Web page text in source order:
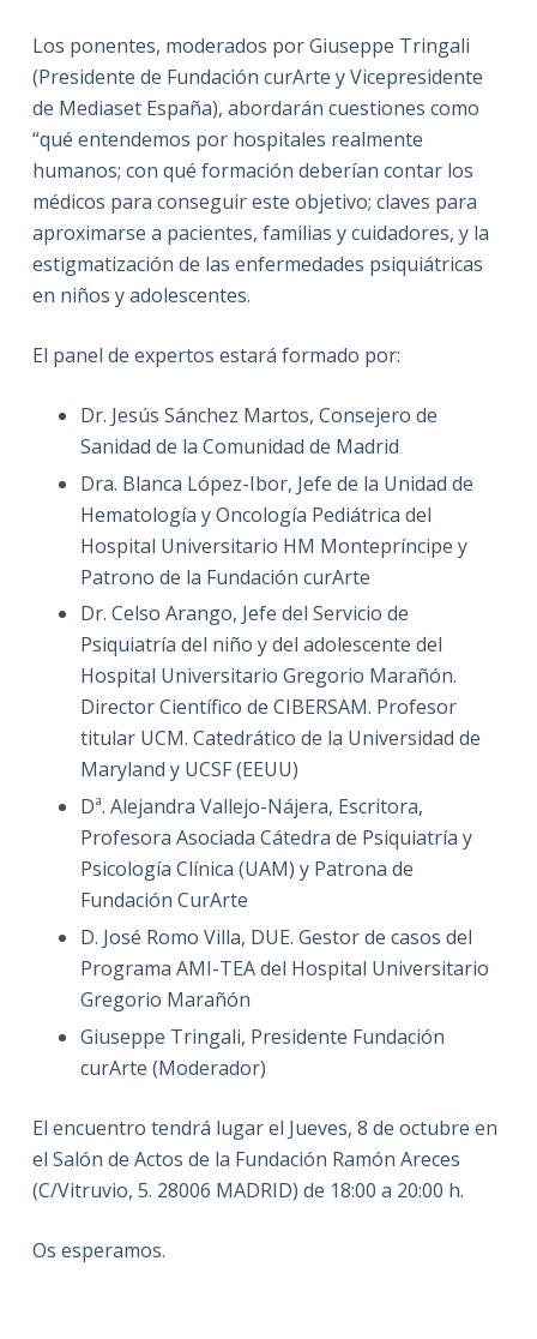
Los ponentes, moderados por Giuseppe Tringali
(Presidente de Fundación curArte y Vicepresidente
de Mediaset España), abordarán cuestiones como
“qué entendemos por hospitales realmente
humanos; con qué formación deberían contar los
médicos para conseguir este objetivo; claves para
aproximarse a pacientes, familias y cuidadores, y la
estigmatización de las enfermedades psiquiátricas
en niños y adolescentes.
El panel de expertos estará formado por:
Dr. Jesús Sánchez Martos, Consejero de
Sanidad de la Comunidad de Madrid
Dra. Blanca López-Ibor, Jefe de la Unidad de
Hematología y Oncología Pediátrica del
Hospital Universitario HM Montepríncipe y
Patrono de la Fundación curArte
Dr. Celso Arango, Jefe del Servicio de
Psiquiatría del niño y del adolescente del
Hospital Universitario Gregorio Marañón.
Director Científico de CIBERSAM. Profesor
titular UCM. Catedrático de la Universidad de
Maryland y UCSF (EEUU)
Dª. Alejandra Vallejo-Nájera, Escritora,
Profesora Asociada Cátedra de Psiquiatría y
Psicología Clínica (UAM) y Patrona de
Fundación CurArte
D. José Romo Villa, DUE. Gestor de casos del
Programa AMI-TEA del Hospital Universitario
Gregorio Marañón
Giuseppe Tringali, Presidente Fundación
curArte (Moderador)
El encuentro tendrá lugar el Jueves, 8 de octubre en
el Salón de Actos de la Fundación Ramón Areces
(C/Vitruvio, 5. 28006 MADRID) de 18:00 a 20:00 h.
Os esperamos.